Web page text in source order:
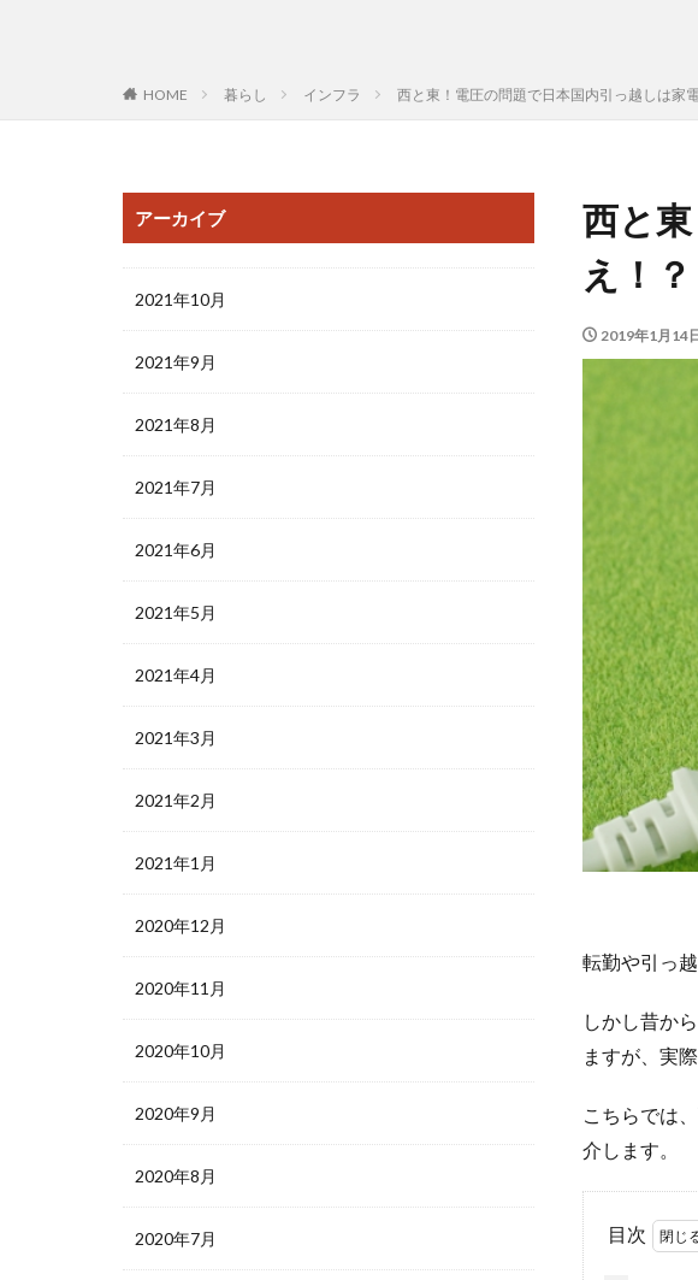
HOME 暮らし インフラ 西と東！電圧の問題で日本国内引っ越しは家
西と
え！？
2019年1月14
転勤や引っ
しかし昔か
ますが、実
こちらでは
介します。
目次
アーカイブ
2021年10月
2021年9月
2021年8月
2021年7月
2021年6月
2021年5月
2021年4月
2021年3月
2021年2月
2021年1月
2020年12月
2020年11月
2020年10月
2020年9月
2020年8月
2020年7月